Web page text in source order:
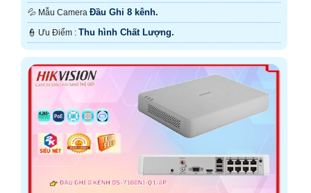
💦 Mẫu Camera Đầu Ghi 8 kênh.
️👮 Ưu Điểm : Thu hình Chất Lượng.